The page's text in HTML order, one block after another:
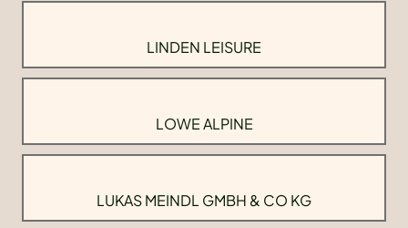
LINDEN LEISURE
LOWE ALPINE
LUKAS MEINDL GMBH & CO KG